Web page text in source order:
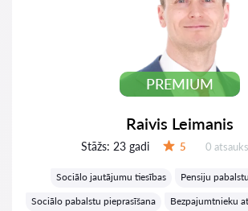
PREMIUM
Raivis Leimanis
Stāžs: 23 gadi 5 0
Sociālo jautājumu tiesības
Pensiju
Sociālo pabalstu pieprasīšana
Bezpajumtnieku